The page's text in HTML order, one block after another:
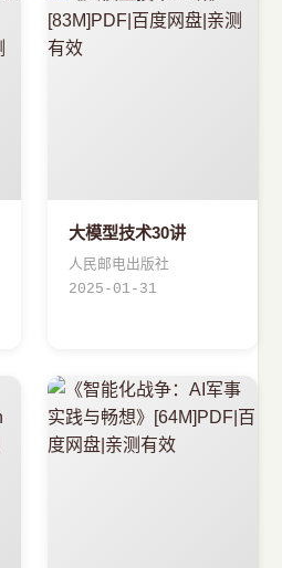
大模型技术30讲
人民邮电出版社
2025-01-31